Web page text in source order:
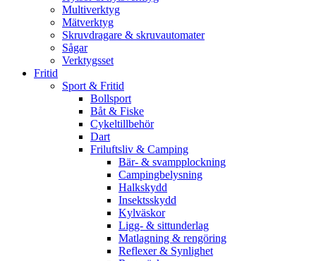
Multiverktyg
Mätverktyg
Skruvdragare & skruvautomater
Sågar
Verktygsset
Fritid
Sport & Fritid
Bollsport
Båt & Fiske
Cykeltillbehör
Dart
Friluftsliv & Camping
Bär- & svampplockning
Campingbelysning
Halkskydd
Insektsskydd
Kylväskor
Ligg- & sittunderlag
Matlagning & rengöring
Reflexer & Synlighet